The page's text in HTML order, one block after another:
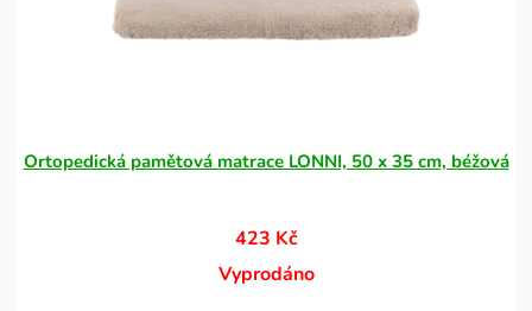
Ortopedická pamětová matrace LONNI, 50 x 35 cm, béžová
423 Kč
Vyprodáno